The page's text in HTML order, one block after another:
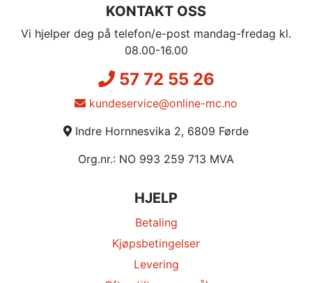
KONTAKT OSS
Vi hjelper deg på telefon/e-post mandag-fredag kl.
08.00-16.00
57 72 55 26
kundeservice@online-mc.no
Indre Hornnesvika 2, 6809 Førde
Org.nr.: NO 993 259 713 MVA
HJELP
Betaling
Kjøpsbetingelser
Levering